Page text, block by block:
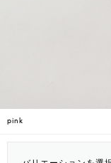
pink